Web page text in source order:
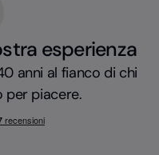
esperienza
anni al fianco di chi
per piacere.